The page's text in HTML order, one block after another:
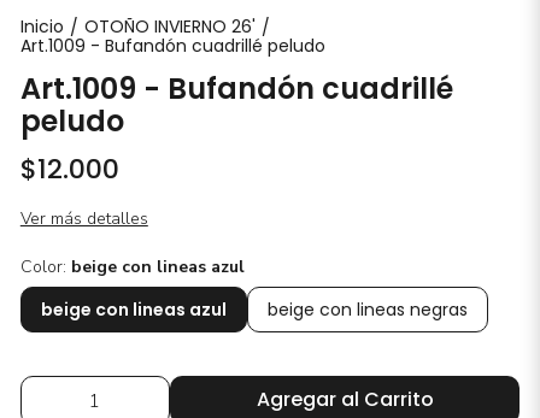
Inicio / OTOÑO INVIERNO 26' /
Art.1009 - Bufandón cuadrillé peludo
Art.1009 - Bufandón cuadrillé
peludo
$12.000
Ver más detalles
Color: beige con lineas azul
beige con lineas azul beige con lineas negras
Agregar al Carrito